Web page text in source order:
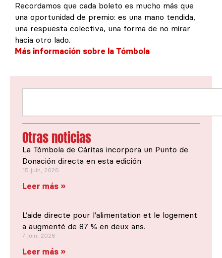
Recordamos que cada boleto es mucho más que
una oportunidad de premio: es una mano tendida,
una respuesta colectiva, una forma de no mirar
hacia otro lado.
Más información sobre la Tómbola
Otras noticias
La Tómbola de Cáritas incorpora un Punto de
Donación directa en esta edición
15 juin, 2026
Leer más »
L’aide directe pour l’alimentation et le logement
a augmenté de 87 % en deux ans.
7 juin, 2026
Leer más »